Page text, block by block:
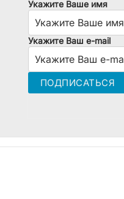
Укажите Ваше имя
Укажите Ваш e-mail